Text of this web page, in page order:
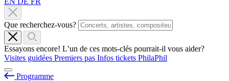
Que recherchez-vous?
Essayons encore! L’un de ces mots-clés pourrait-il vous aider?
Visites guidées Premiers pas Infos tickets PhilaPhil
Programme